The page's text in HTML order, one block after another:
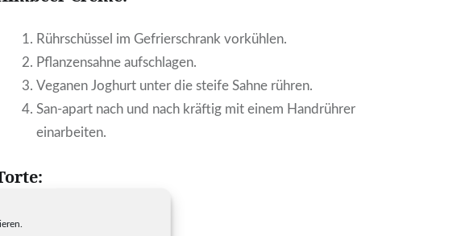
Rührschüssel im Gefrierschrank vorkühlen.
Pflanzensahne aufschlagen.
Veganen Joghurt unter die steife Sahne rühren.
San-apart nach und nach kräftig mit einem Handrührer
einarbeiten.